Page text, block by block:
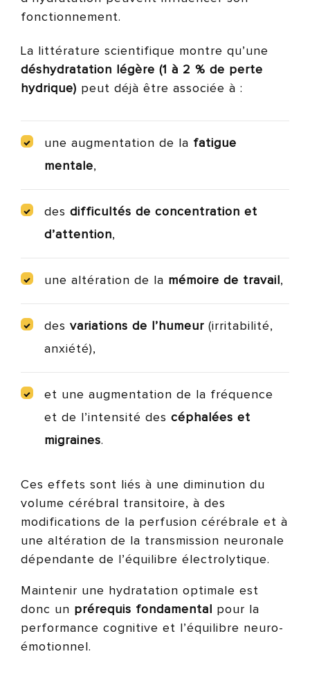
fonctionnement.
La littérature scientifique montre qu’une
déshydratation légère (1 à 2 % de perte
hydrique) peut déjà être associée à :
une augmentation de la fatigue
mentale,
des difficultés de concentration et
d’attention,
une altération de la mémoire de travail ,
des variations de l’humeur (irritabilité,
anxiété),
et une augmentation de la fréquence
et de l’intensité des céphalées et
migraines.
Ces effets sont liés à une diminution du
volume cérébral transitoire, à des
modifications de la perfusion cérébrale et à
une altération de la transmission neuronale
dépendante de l’équilibre électrolytique.
Maintenir une hydratation optimale est
donc un prérequis fondamental
pour la
performance cognitive et l’équilibre neuro-
émotionnel.